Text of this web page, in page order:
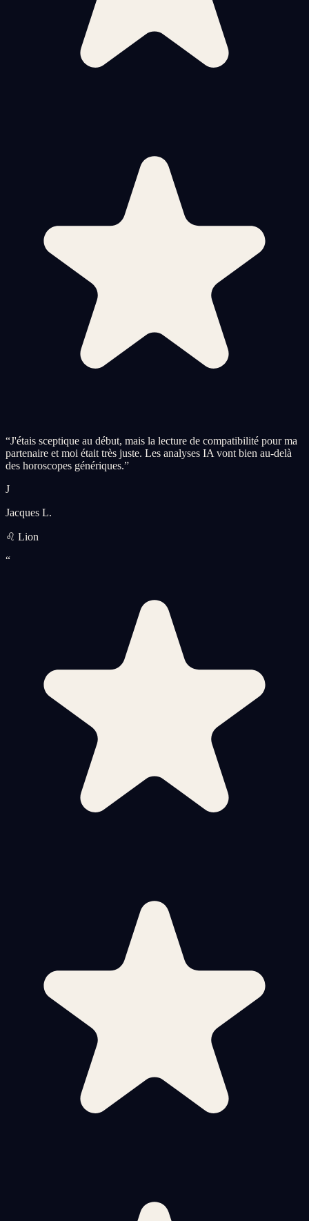
“J'étais sceptique au début, mais la lecture de compatibilité pour ma
partenaire et moi était très juste. Les analyses IA vont bien au-delà
des horoscopes génériques.”
J
Jacques L.
♌ Lion
“